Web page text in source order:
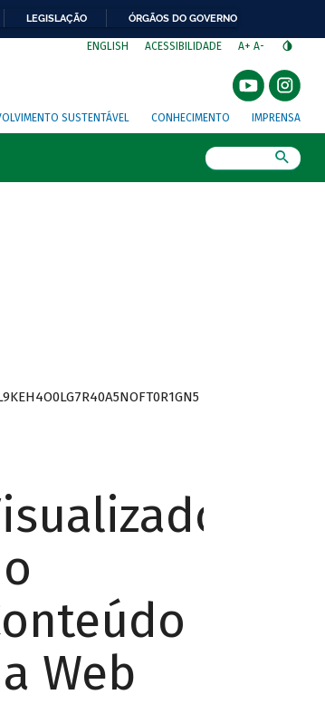
LEGISLAÇÃO ÓRGÃOS DO GOVERNO
ENGLISH ACESSIBILIDADE A+ A-
SUSTENTÁVEL CONHECIMENTO IMPRENSA
Web